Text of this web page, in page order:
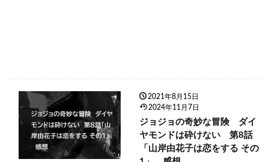
2021年8月15日
2024年11月7日
ジョジョの奇妙な冒険 ダイ
ヤモンドは砕けない 第8話
「山岸由花子は恋をする その